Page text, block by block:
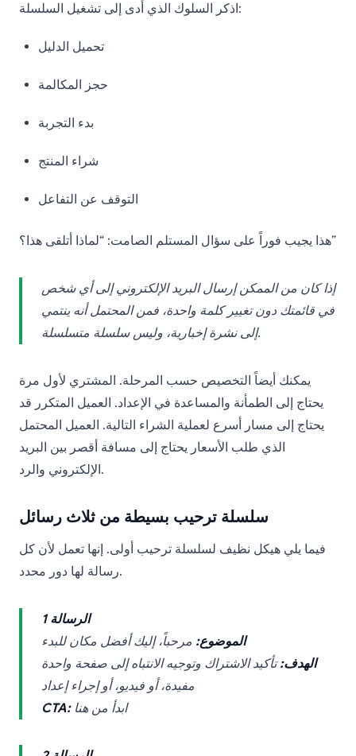
اذكر السلوك الذي أدى إلى تشغيل السلسلة:
تحميل الدليل
حجز المكالمة
بدء التجربة
شراء المنتج
التوقف عن التفاعل
هذا يجيب فوراً على سؤال المستلم الصامت: “لماذا أتلقى هذا؟”
إذا كان من الممكن إرسال البريد الإلكتروني إلى أي شخص
في قائمتك دون تغيير كلمة واحدة، فمن المحتمل أنه ينتمي
إلى نشرة إخبارية، وليس سلسلة متسلسلة.
يمكنك أيضاً التخصيص حسب المرحلة. المشتري لأول مرة
يحتاج إلى الطمأنة والمساعدة في الإعداد. العميل المتكرر قد
يحتاج إلى مسار أسرع لعملية الشراء التالية. العميل المحتمل
الذي طلب الأسعار يحتاج إلى مسافة أقصر بين البريد
الإلكتروني والرد.
سلسلة ترحيب بسيطة من ثلاث رسائل
فيما يلي هيكل نظيف لسلسلة ترحيب أولى. إنها تعمل لأن كل
رسالة لها دور محدد.
الرسالة 1
الموضوع: مرحباً، إليك أفضل مكان للبدء
الهدف:تأكيد الاشتراك وتوجيه الانتباه إلى صفحة واحدة
مفيدة، أو فيديو، أو إجراء إعداد
CTA: ابدأ من هنا